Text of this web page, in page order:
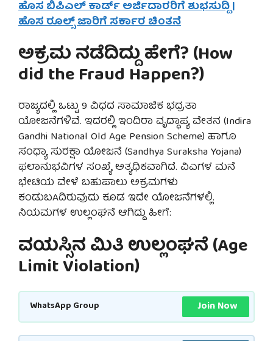
ಹೊಸ ಬಿಪಿಎಲ್ ಕಾರ್ಡ್ ಅರ್ಜಿದಾರರಿಗೆ ಶುಭಸುದ್ದಿ |
ಹೊಸ ರೂಲ್ಸ್ ಜಾರಿಗೆ ಸರ್ಕಾರ ಚಿಂತನೆ
ಅಕ್ರಮ ನಡೆದಿದ್ದು ಹೇಗೆ? (How
did the Fraud Happen?)
ರಾಜ್ಯದಲ್ಲಿ ಒಟ್ಟು 9 ವಿಧದ ಸಾಮಾಜಿಕ ಭದ್ರತಾ
ಯೋಜನೆಗಳಿವೆ. ಇದರಲ್ಲಿ ಇಂದಿರಾ ವೃದ್ಧಾಪ್ಯ ವೇತನ (Indira
Gandhi National Old Age Pension Scheme) ಹಾಗೂ
ಸಂಧ್ಯಾ ಸುರಕ್ಷಾ ಯೋಜನೆ (Sandhya Suraksha Yojana)
ಫಲಾನುಭವಿಗಳ ಸಂಖ್ಯೆ ಅತ್ಯಧಿಕವಾಗಿದೆ. ವಿಎಗಳ ಮನೆ
ಭೇಟಿಯ ವೇಳೆ ಬಹುಪಾಲು ಅಕ್ರಮಗಳು
ಕಂಡುಬAದಿರುವುದು ಕೂಡ ಇದೇ ಯೋಜನೆಗಳಲ್ಲಿ.
ನಿಯಮಗಳ ಉಲ್ಲಂಘನೆ ಆಗಿದ್ದು ಹೀಗೆ:
ವಯಸ್ಸಿನ ಮಿತಿ ಉಲ್ಲಂಘನೆ (Age
Limit Violation)
WhatsApp Group Join Now